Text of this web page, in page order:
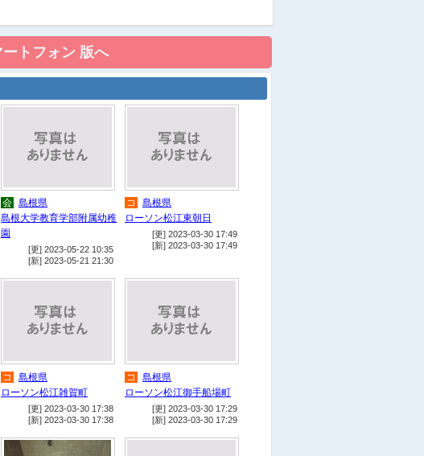
他城山西駐車場
他末次公園
黒田ファッションモール（ア
官島根県庁本庁舎
エディオン松江店
遊
コ
ファミリーマート島根大学前
ドラッグストアウェルネス
遊
官松江市城東公民館
食 遊イオン松江ショッピ
ングセンター
他
松江神社・興雲閣前広場
会 島根県
島根大学教育学部附属幼稚
園
[更] 2023-05-22 10:35
[新] 2023-05-21 21:30
コ
島根県
ローソン松江東朝日
[更] 2023-03-30 17:49
[新] 2023-03-30 17:49
コ
島根県
ローソン松江雑賀町
[更] 2023-03-30 17:38
[新] 2023-03-30 17:38
コ
島根県
ローソン松江御手船場町
[更] 2023-03-30 17:29
[新] 2023-03-30 17:29